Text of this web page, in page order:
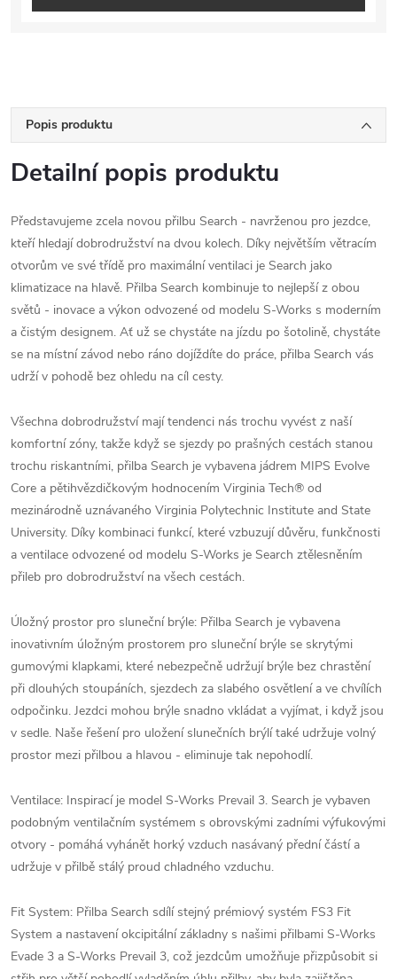
Popis produktu
Detailní popis produktu
Představujeme zcela novou přilbu Search - navrženou pro jezdce,
kteří hledají dobrodružství na dvou kolech. Díky největším větracím
otvorům ve své třídě pro maximální ventilaci je Search jako
klimatizace na hlavě. Přilba Search kombinuje to nejlepší z obou
světů - inovace a výkon odvozené od modelu S-Works s moderním
a čistým designem. Ať už se chystáte na jízdu po šotolině, chystáte
se na místní závod nebo ráno dojíždíte do práce, přilba Search vás
udrží v pohodě bez ohledu na cíl cesty.
Všechna dobrodružství mají tendenci nás trochu vyvést z naší
komfortní zóny, takže když se sjezdy po prašných cestách stanou
trochu riskantními, přilba Search je vybavena jádrem MIPS Evolve
Core a pětihvězdičkovým hodnocením Virginia Tech® od
mezinárodně uznávaného Virginia Polytechnic Institute and State
University. Díky kombinaci funkcí, které vzbuzují důvěru, funkčnosti
a ventilace odvozené od modelu S-Works je Search ztělesněním
přileb pro dobrodružství na všech cestách.
Úložný prostor pro sluneční brýle: Přilba Search je vybavena
inovativním úložným prostorem pro sluneční brýle se skrytými
gumovými klapkami, které nebezpečně udržují brýle bez chrastění
při dlouhých stoupáních, sjezdech za slabého osvětlení a ve chvílích
odpočinku. Jezdci mohou brýle snadno vkládat a vyjímat, i když jsou
v sedle. Naše řešení pro uložení slunečních brýlí také udržuje volný
prostor mezi přilbou a hlavou - eliminuje tak nepohodlí.
Ventilace: Inspirací je model S-Works Prevail 3. Search je vybaven
podobným ventilačním systémem s obrovskými zadními výfukovými
otvory - pomáhá vyhánět horký vzduch nasávaný přední částí a
udržuje v přilbě stálý proud chladného vzduchu.
Fit System: Přilba Search sdílí stejný prémiový systém FS3 Fit
System a nastavení okcipitální základny s našimi přilbami S-Works
Evade 3 a S-Works Prevail 3, což jezdcům umožňuje přizpůsobit si